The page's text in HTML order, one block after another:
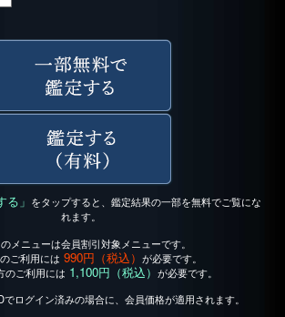
る」 をタップすると、鑑定結果の一部を無料でご覧にな
れます。
メニューは会員割引対象メニューです。
ご利用には 990円（税込） が必要です。
のご利用には 1,100円（税込） が必要です。
ログイン済みの場合に、会員価格が適用されます。